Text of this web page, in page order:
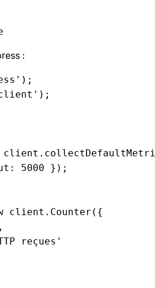
:
client');
5000 });
client.Counter({
reçues'